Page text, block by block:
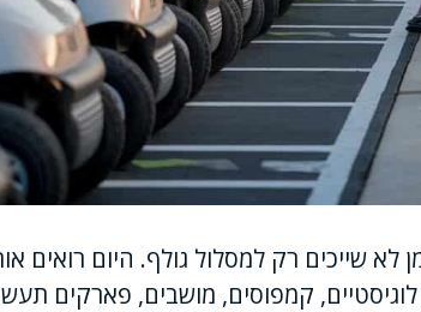
לא שייכים רק למסלול גולף. היום רואים
קמפוסים, מושבים, פארקים